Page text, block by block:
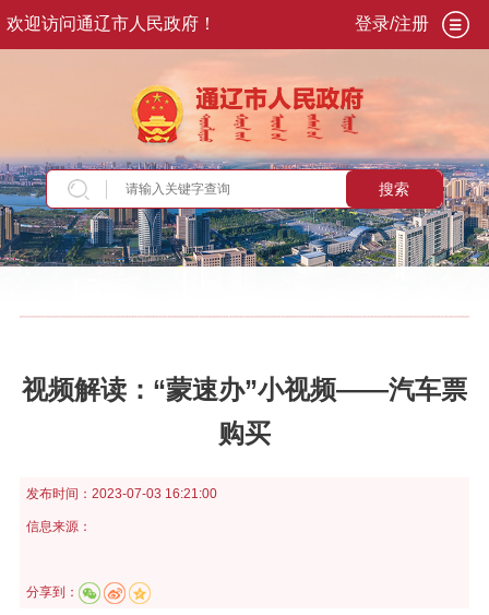
欢迎访问通辽市人民政府！ 登录/注册
搜索
当前位置：首页>政务公开>政府信息公开>法
视频解读：“蒙速办”小视频——汽车票
购买
发布时间： 2023-07-03 16:21:00
信息来源：
分享到：